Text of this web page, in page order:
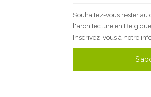
Souhaitez-vous rester
l'architecture en
Inscrivez-vous à notre